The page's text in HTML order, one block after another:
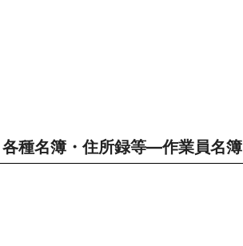
各種名簿・住所録等―作業員名簿